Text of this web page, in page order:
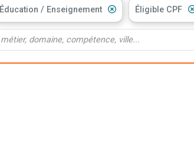
Éducation / Enseignement Éligible CPF